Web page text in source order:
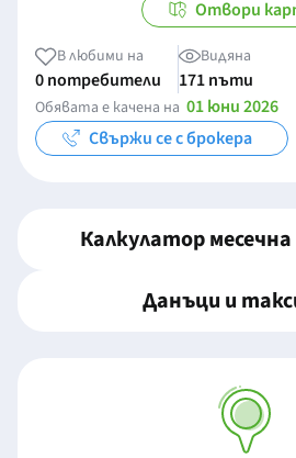
Отвори
В любими на
0 потребители
Видяна
171 пъти
Обявата е качена на 01 юни 2026
Свържи се с брокера
Калкулатор
Данъци и